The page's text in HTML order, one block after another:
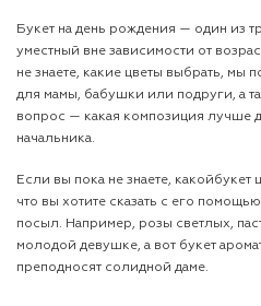
Букет на день рождения — один из
уместный вне зависимости от
не знаете, какие цветы выбрать,
для мамы, бабушки или подруги, а
вопрос — какая композиция лучше
начальника.
Если вы пока не знаете, какойбукет
что вы хотите сказать с его
посыл. Например, розы светлых,
молодой девушке, а вот букет
преподносят солидной даме.